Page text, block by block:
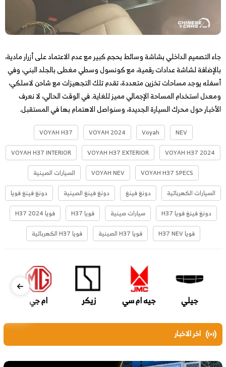
جاء التصميم الداخلي بشاشة وسائط بحجم كبير مع عدم الاعتماد على أزرار مادية،
بالإضافة لشاشة عدادات رقمية، مع كونسول وسطي مغطى بالجلد البني، وفي
أسفله يوجد مساحات تخزين متعددة، تقدم تلك التجهيزات مع شاحن لاسلكي،
ومعدل استخدام المساحة الإجمالي مميز للغاية. في الوقت الحالي، لا نعرف
الأخبار حول محرك السيارة الجديدة، وسنواصل الاهتمام بها في المستقبل.
NEV
Voyah
VOYAH 2024
VOYAH H37
VOYAH H37 2024
VOYAH H37 EXTERIOR
VOYAH H37 INTERIOR
VOYAH H37 SPECS
VOYAH NEV
السيارات الصينية
السيارات الكهربائية
دونغ فينغ دونغ فينغ الصينية
دونغ فينغ فويا
دونغ فينغ فويا H37
سيارات صينية فويا H37
فويا H37 2024
فويا H37 NEV
فويا H37 الصينية فويا H37 الكهربائية
جيلي جيه ام سي زيكر ام جي
اخر الاخبار